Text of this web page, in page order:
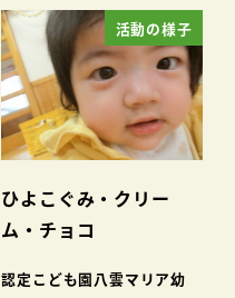
活動の様子
ひよこぐみ・クリー
ム・チョコ
認定こども園八雲マリア幼